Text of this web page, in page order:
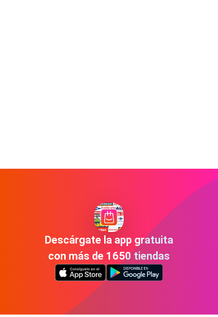
Descárgate la app gratuita
con más de 1650 tiendas